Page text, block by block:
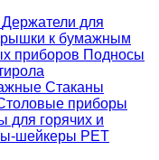
Держатели для
к бумажным
приборов Подносы
Стаканы
приборы
для горячих и
шейкеры PET